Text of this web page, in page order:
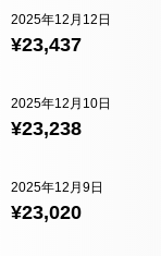
¥23,437
2025年12月12日
¥23,238
2025年12月10日
¥23,020
2025年12月9日